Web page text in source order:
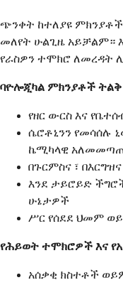
ጭንቀት ከተለያዩ ምክንያቶች
መለየት ሁልጊዜ አይቻልም።
የራስዎን ተሞክሮ ለመረዳት
ባዮሎጂካል ምክንያቶች
የዘር ውርስ እና
ሴሮቶኒንን የመሳሰሉ
ኬሚካላዊ
በጉርምስና ፣
እንደ ታይሮይድ
ሁኔታዎች
ሥር የሰደደ ህመም
የሕይወት ተሞክሮዎች እና
አሰቃቂ ክስተቶች